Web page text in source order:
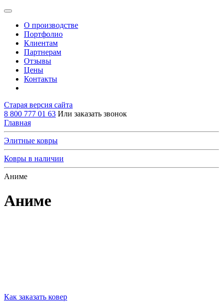
О производстве
Портфолио
Клиентам
Партнерам
Отзывы
Цены
Контакты
Старая версия сайта
8 800 777 01 63 Или заказать звонок
Главная
Элитные ковры
Ковры в наличии
Аниме
Аниме
Как заказать ковер